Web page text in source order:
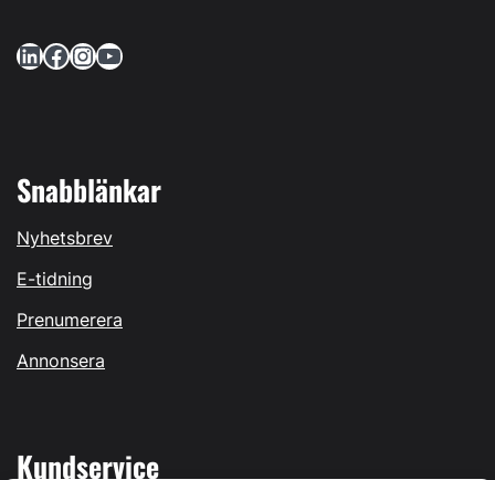
LinkedIn Facebook InstagramYouTube
Snabblänkar
Nyhetsbrev
E-tidning
Prenumerera
Annonsera
Kundservice